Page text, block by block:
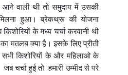
वाली थी तो समुदाय में उसकी
हुआ। ब्रेकथ्रू की योजना
के मध्य चर्चा करवानी थी
मतलब क्या है। इसके लिए प्रीती
किशोरियों के और महिलाओ के
चर्चा हुई तो हमारी उम्मीद से परे